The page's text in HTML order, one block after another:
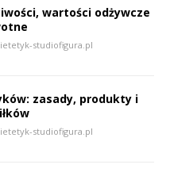
wartości odżywcze
studiofigura.pl
zasady, produkty i
studiofigura.pl